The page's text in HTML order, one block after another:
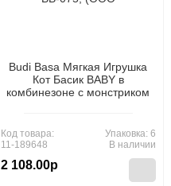
Budi Basa Мягкая Игрушка
Кот Басик BABY в
комбинезоне с монстриком
Код товара:
11-189648
2 108.00р
Упаковка: 6
В наличии